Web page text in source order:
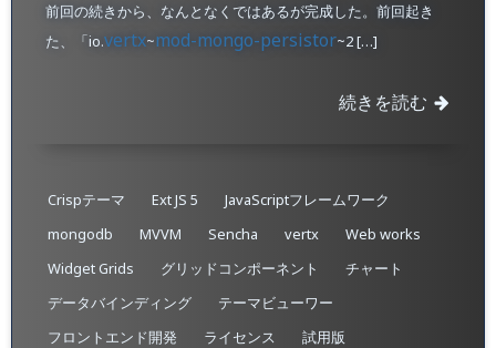
前回の続きから、なんとなくではあるが完成した。前回起き
た、「io.vertx~mod-mongo-persistor~2 […]
続きを読む
Crispテーマ Ext JS 5
JavaScriptフレームワーク
mongodb
MVVM Sencha vertx
Web works
Widget Grids
グリッドコンポーネント
チャート
データバインディング
テーマビューワー
フロントエンド開発
ライセンス 試用版